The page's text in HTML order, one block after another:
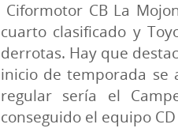
Ciformotor CB La
cuarto clasificado y
derrotas. Hay que
inicio de temporada se
regular sería el
conseguido el equipo